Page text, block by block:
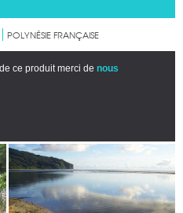
POLYNÉSIE FRANÇAISE
ce produit merci de nous